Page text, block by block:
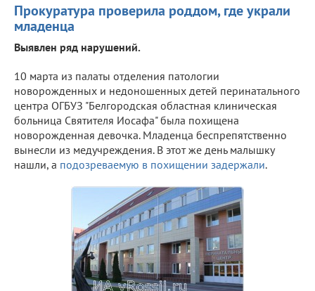
Прокуратура проверила роддом, где украли
младенца
Выявлен ряд нарушений.
10 марта из палаты отделения патологии
новорожденных и недоношенных детей перинатального
центра ОГБУЗ "Белгородская областная клиническая
больница Святителя Иосафа" была похищена
новорожденная девочка. Младенца беспрепятственно
вынесли из медучреждения. В этот же день малышку
нашли, а подозреваемую в похищении задержали.